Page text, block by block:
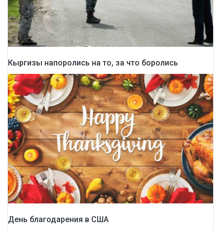
Кыргизы напоролись на то, за что боролись
День благодарения в США